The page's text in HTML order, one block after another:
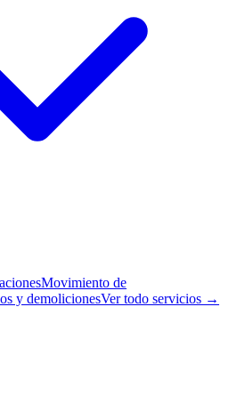
Movimiento de
y demolicionesVer todo servicios →